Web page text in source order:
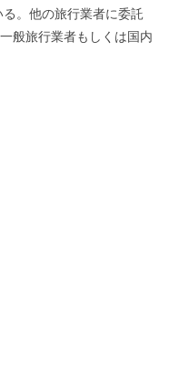
。他の旅行業者に委託
般旅行業者もしくは国内